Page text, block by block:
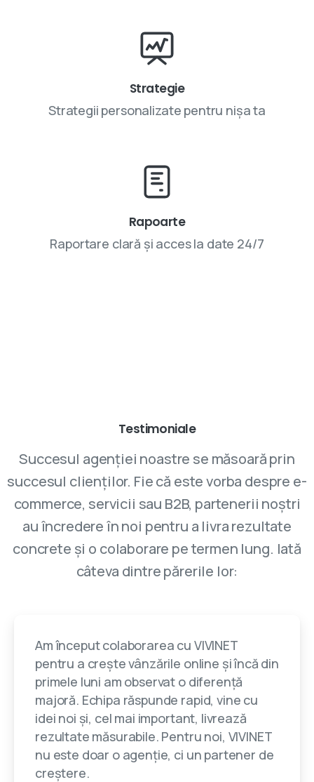
Strategie
Strategii personalizate pentru nișa ta
Rapoarte
Raportare clară și acces la date 24/7
Testimoniale
Succesul agenției noastre se măsoară prin
succesul clienților. Fie că este vorba despre e-
commerce, servicii sau B2B, partenerii noștri
au încredere în noi pentru a livra rezultate
concrete și o colaborare pe termen lung. Iată
câteva dintre părerile lor:
Am început colaborarea cu VIVINET
pentru a crește vânzările online și încă din
primele luni am observat o diferență
majoră. Echipa răspunde rapid, vine cu
idei noi și, cel mai important, livrează
rezultate măsurabile. Pentru noi, VIVINET
nu este doar o agenție, ci un partener de
creștere.